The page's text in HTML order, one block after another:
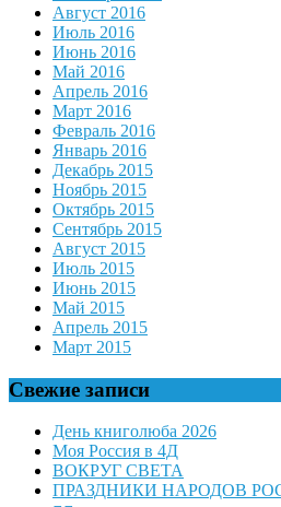
Август 2016
Июль 2016
Июнь 2016
Май 2016
Апрель 2016
Март 2016
Февраль 2016
Январь 2016
Декабрь 2015
Ноябрь 2015
Октябрь 2015
Сентябрь 2015
Август 2015
Июль 2015
Июнь 2015
Май 2015
Апрель 2015
Март 2015
Свежие записи
День книголюба 2026
Моя Россия в 4Д
ВОКРУГ СВЕТА
ПРАЗДНИКИ НАРОДОВ